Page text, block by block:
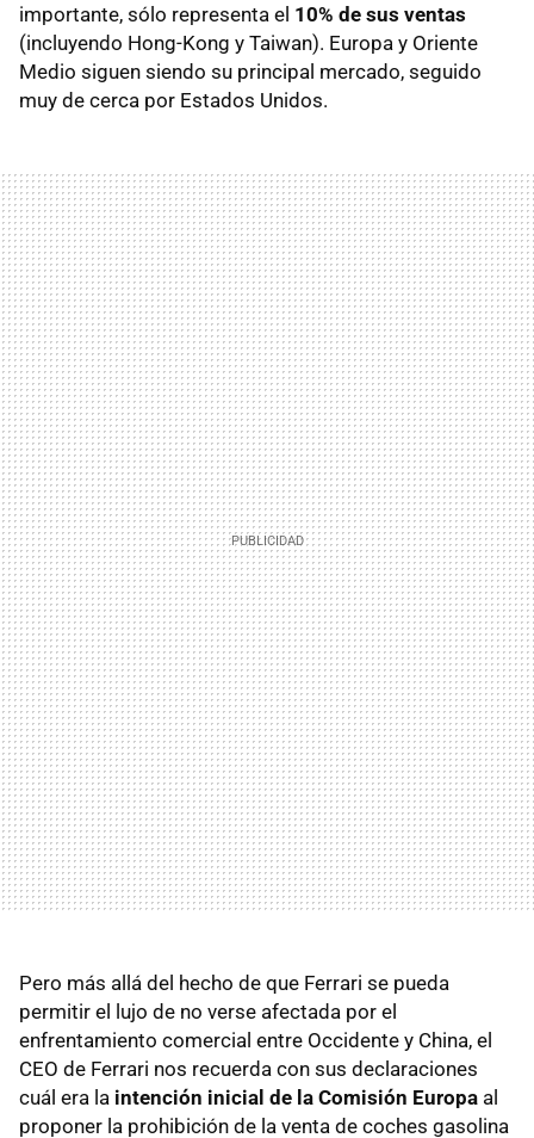
importante, sólo representa el 10% de sus ventas
(incluyendo Hong-Kong y Taiwan). Europa y Oriente
Medio siguen siendo su principal mercado, seguido
muy de cerca por Estados Unidos.
Pero más allá del hecho de que Ferrari se pueda
permitir el lujo de no verse afectada por el
enfrentamiento comercial entre Occidente y China, el
CEO de Ferrari nos recuerda con sus declaraciones
cuál era la intención inicial de la Comisión Europa al
proponer la prohibición de la venta de coches gasolina